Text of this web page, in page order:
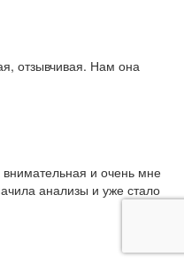
отзывчивая. Нам она
и очень мне
анализы и уже стало